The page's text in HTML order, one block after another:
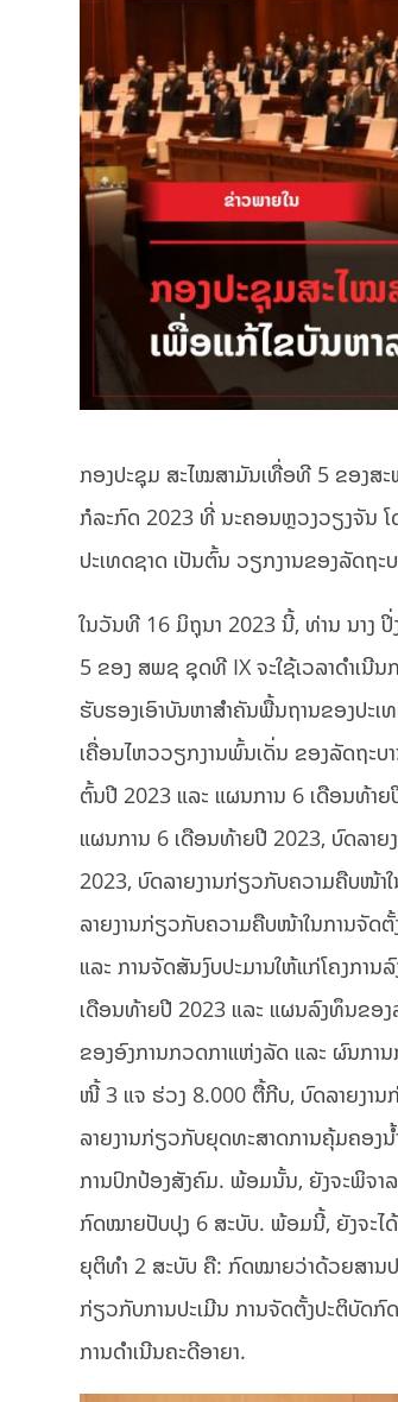
ກອງປະຊຸມ ສະໄໝສາມັນເທື່ອທີ 5 ຂອງສະ
ກໍລະກົດ 2023 ທີ່ ນະຄອນຫຼວງວຽງຈັນ ໂ
ປະເທດຊາດ ເປັນຕົ້ນ ວຽກງານຂອງລັດຖະ
ໃນວັນທີ 16 ມິຖຸນາ 2023 ນີ້, ທ່ານ ນາງ
5 ຂອງ ສພຊ ຊຸດທີ IX ຈະໃຊ້ເວລາດໍາເນີ
ຮັບຮອງເອົາບັນຫາສຳຄັນພື້ນຖານຂອງປະ
ເຄື່ອນໄຫວວຽກງານພົ້ນເດັ່ນ ຂອງລັດຖະ
ຕົ້ນປີ 2023 ແລະ ແຜນການ 6 ເດືອນທ້າ
ແຜນການ 6 ເດືອນທ້າຍປີ 2023, ບົດລາ
2023, ບົດລາຍງານກ່ຽວກັບຄວາມຄືບໜ້າ
ລາຍງານກ່ຽວກັບຄວາມຄືບໜ້າໃນການຈັດ
ແລະ ການຈັດສັນງົບປະມານໃຫ້ແກ່ໂຄງກາ
ເດືອນທ້າຍປີ 2023 ແລະ ແຜນລົງທຶນຂອ
ຂອງອົງການກວດກາແຫ່ງລັດ ແລະ ຜົນກາ
ໜີ້ 3 ແຈ ຮ່ວງ 8.000 ຕື້ກີບ, ບົດລາຍງາ
ລາຍງານກ່ຽວກັບຍຸດທະສາດການຄຸ້ມຄອງ
ການປົກປ້ອງສັງຄົມ. ພ້ອມນັ້ນ, ຍັງຈະພິຈາ
ກົດໝາຍປັບປຸງ 6 ສະບັບ. ພ້ອມນີ້, ຍັງຈະໄ
ຍຸຕິທໍາ 2 ສະບັບ ຄື: ກົດໝາຍວ່າດ້ວຍສານປ
ກ່ຽວກັບການປະເມີນ ການຈັດຕັ້ງປະຕິບັດ
ການດໍາເນີນຄະດີອາຍາ.